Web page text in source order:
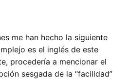
me han hecho la siguiente
es el inglés de este
procedería a mencionar el
sesgada de la “facilidad”